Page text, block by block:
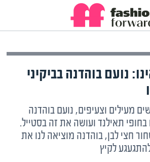
נועם בוהדנה בביקיני
מעילים וצעיפים, נועם בוהדנה
תאילנד ועושה את זה בסטייל.
חצי לבן, בוהדנה מוציאה לנו את
לקיץ